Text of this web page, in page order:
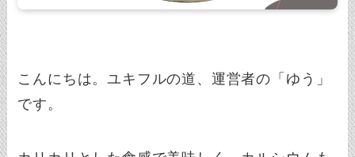
こんにちは。ユキフルの道、運営者の「ゆう」
です。